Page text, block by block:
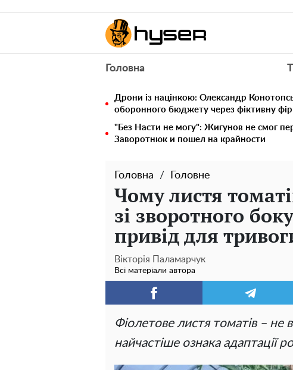
Головна
Дрони із націнкою: Олександр
оборонного бюджету через фіктивну
"Без Насти не могу": Жигунов не смог
Заворотнюк и пошел на крайности
Головна Головне
Чому листя
зі зворотного
привід для
Вікторія Паламарчук
Всі матеріали автора
Фіолетове листя томатів – не
найчастіше ознака адаптації